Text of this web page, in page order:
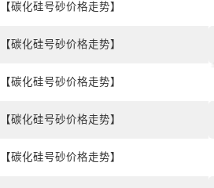
【碳化硅号砂价格走势】
【碳化硅号砂价格走势】
【碳化硅号砂价格走势】
【碳化硅号砂价格走势】
【碳化硅号砂价格走势】